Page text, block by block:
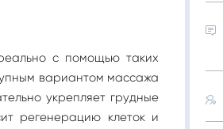
с помощью таких
вариантом массажа
укрепляет грудные
регенерацию клеток и